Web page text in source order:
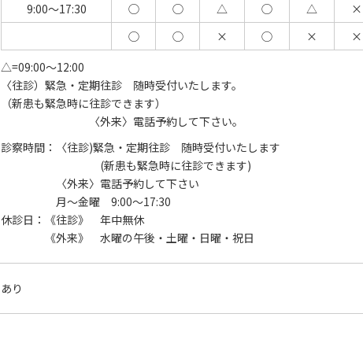
9:00～17:30
◯ ◯ △ ◯ △ ×
◯
◯ × ◯ × ×
△=09:00～12:00
〈往診）緊急・定期往診 随時受付いたします。
（新患も緊急時に往診できます）
〈外来〉電話予約して下さい。
診察時間：
〈往診)緊急・定期往診 随時受付いたします
(新患も緊急時に往診できます)
〈外来〉電話予約して下さい
月～金曜 9:00～17:30
休診日：
《往診》 年中無休
《外来》 水曜の午後・土曜・日曜・祝日
あり